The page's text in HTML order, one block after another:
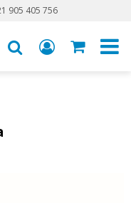
905 405 756